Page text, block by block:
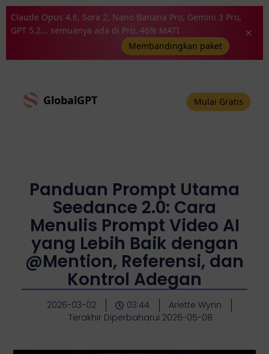
Claude Opus 4.6, Sora 2, Nano Banana Pro, Gemini 3 Pro,
GPT 5.2... semuanya ada di Pro. 46% MATI
Membandingkan paket
GlobalGPT Mulai Gratis
Panduan Prompt Utama
Seedance 2.0: Cara
Menulis Prompt Video AI
yang Lebih Baik dengan
@Mention, Referensi, dan
Kontrol Adegan
2026-03-02 03:44
Ariette Wynn
Terakhir Diperbaharui 2026-05-08